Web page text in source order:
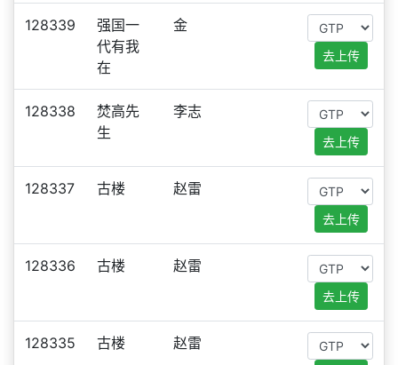
128339
强国一
代有我
在
金
去上传
128338
焚高先
生
李志
去上传
128337 古楼 赵雷
去上传
128336 古楼 赵雷
去上传
128335 古楼 赵雷